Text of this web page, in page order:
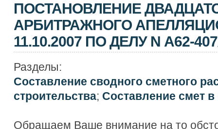
ПОСТАНОВЛЕНИЕ
АРБИТРАЖНОГО
11.10.2007 ПО ДЕЛУ N А62-
Разделы:
Составление сводного сметного
строительства; Составление смет в
Обращаем Ваше внимание на то